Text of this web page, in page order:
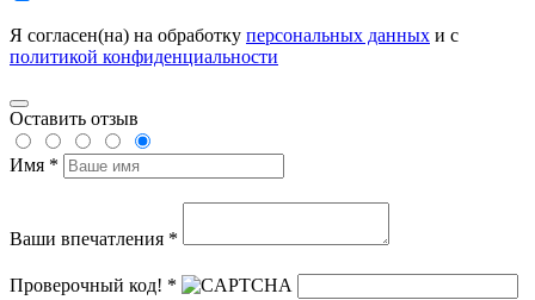
Я согласен(на) на обработку персональных данных и с
политикой конфиденциальности
Оставить отзыв
Имя *
Ваши впечатления *
Проверочный код! *